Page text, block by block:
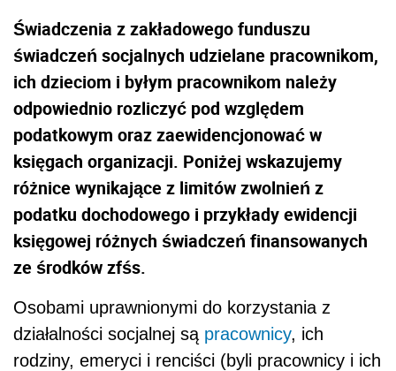
Świadczenia z zakładowego funduszu
świadczeń socjalnych udzielane pracownikom,
ich dzieciom i byłym pracownikom należy
odpowiednio rozliczyć pod względem
podatkowym oraz zaewidencjonować w
księgach organizacji. Poniżej wskazujemy
różnice wynikające z limitów zwolnień z
podatku dochodowego i przykłady ewidencji
księgowej różnych świadczeń finansowanych
ze środków zfśs.
Osobami uprawnionymi do korzystania z
działalności socjalnej są pracownicy, ich
rodziny, emeryci i renciści (byli pracownicy i ich